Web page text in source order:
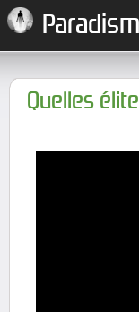
Paradism
Quelles